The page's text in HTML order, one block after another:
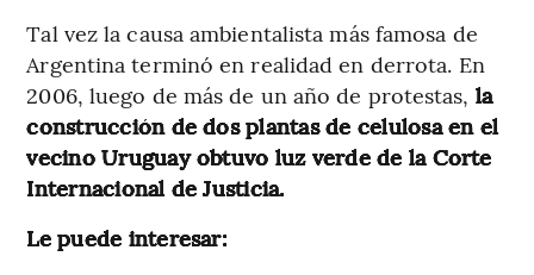
Tal vez la causa ambientalista más famosa de
Argentina terminó en realidad en derrota. En
2006, luego de más de un año de protestas, la
construcción de dos plantas de celulosa en el
vecino Uruguay obtuvo luz verde de la Corte
Internacional de Justicia.
Le puede interesar: